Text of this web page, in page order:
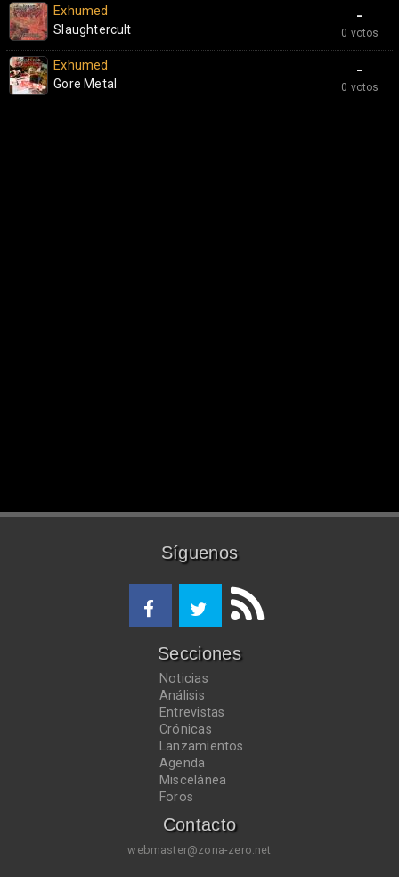
-
0 votos
Exhumed
Slaughtercult
-
0 votos
Exhumed
Gore Metal
Síguenos
Secciones
Noticias
Análisis
Entrevistas
Crónicas
Lanzamientos
Agenda
Miscelánea
Foros
Contacto
webmaster@zona-zero.net